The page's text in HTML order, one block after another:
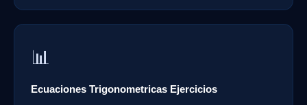
📊
Ecuaciones Trigonometricas Ejercicios